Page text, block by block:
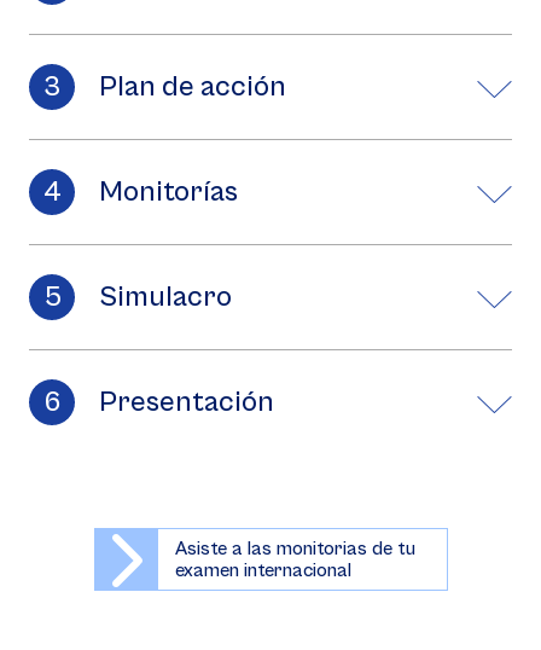
Plan de acción
Monitorías
Simulacro
Presentación
Asiste a las monitorias de tu
examen internacional